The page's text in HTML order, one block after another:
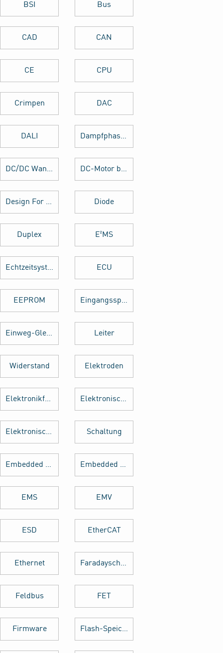
BSI Bus
CAD CAN
CE CPU
Crimpen DAC
DALI Dampfphasenlöten
DC/DC Wandler DC-Motor brushed
Design For Manufacturing Diode
Duplex E²MS
Echtzeitsystem ECU
EEPROM Eingangsspannung
Einweg-Gleichrichter Leiter
Widerstand Elektroden
Elektronikfertigung Elektronische Baugruppe
Elektronische Bauteile Schaltung
Embedded Software Embedded System
EMS EMV
ESD EtherCAT
Ethernet Faradayscher Käfig
Feldbus FET
Firmware Flash-Speicher